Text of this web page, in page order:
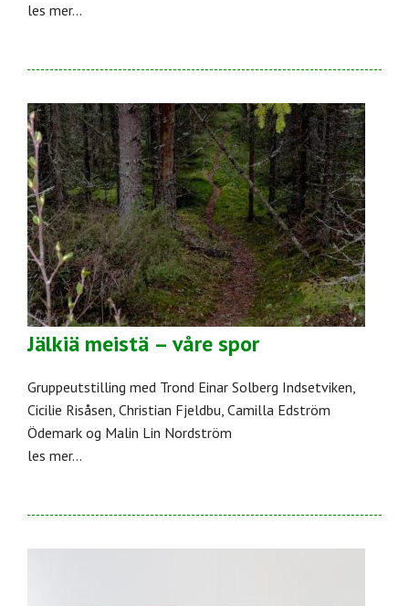
les mer...
Jälkiä meistä – våre spor
Gruppeutstilling med Trond Einar Solberg Indsetviken,
Cicilie Risåsen, Christian Fjeldbu, Camilla Edström
Ödemark og Malin Lin Nordström
les mer...